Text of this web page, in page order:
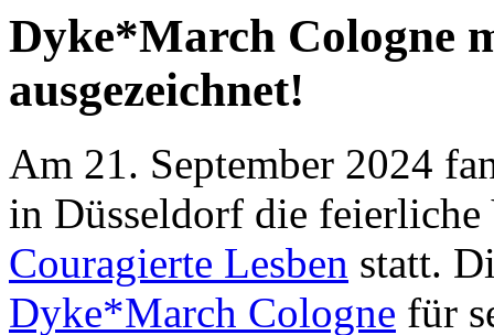
Dyke*March Cologne
ausgezeichnet!
Am 21. September 2024
in Düsseldorf die
Couragierte Lesben statt.
Dyke*March Cologne für